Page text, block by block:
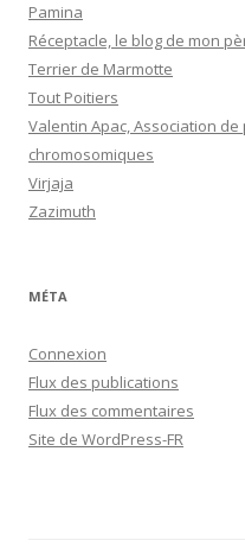
Pamina
Réceptacle, le blog de mon
Terrier de Marmotte
Tout Poitiers
Valentin Apac, Association
chromosomiques
Virjaja
Zazimuth
MÉTA
Connexion
Flux des publications
Flux des commentaires
Site de WordPress-FR